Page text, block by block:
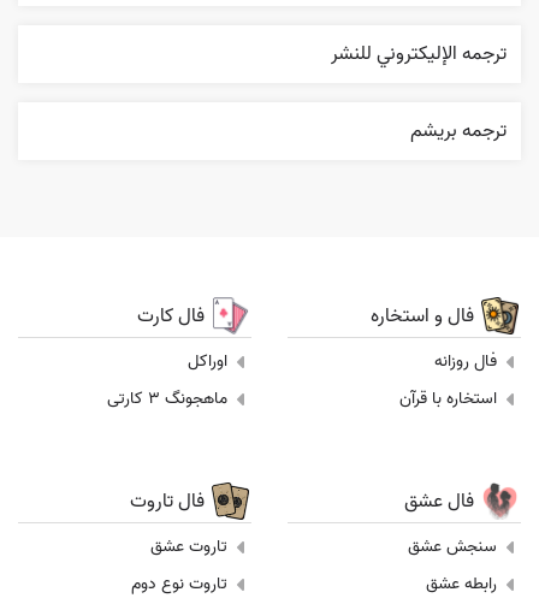
ترجمه الإليکتروني للنشر
ترجمه بریشم
فال و استخاره
فال روزانه
استخاره با قرآن
فال کارت
اوراکل
ماهجونگ 3 کارتی
فال عشق
سنجش عشق
رابطه عشق
فال تاروت
تاروت عشق
تاروت نوع دوم